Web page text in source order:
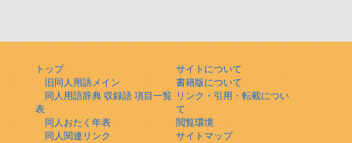
トップ
旧同人用語メイン
同人用語辞典 収録語 項目一覧
表
同人おたく年表
同人関連リンク
サイトについて
書籍版について
リンク・引用・転載につい
て
閲覧環境
サイトマップ